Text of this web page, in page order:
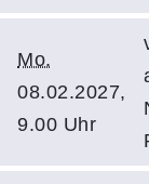
Mo.
08.02.2027,
9.00 Uhr